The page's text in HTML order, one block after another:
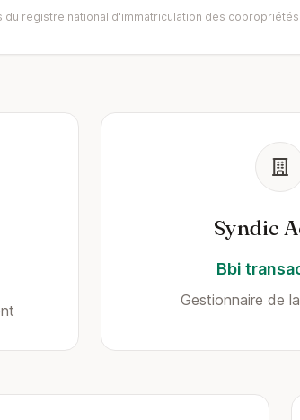
du registre national d'immatriculation des
Syndic
Bbi
Gestionnaire de